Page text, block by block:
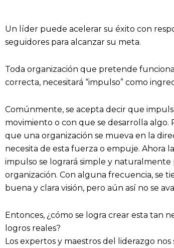
Un líder puede acelerar su éxito con
seguidores para alcanzar su meta.
Toda organización que pretende
correcta, necesitará “impulso” como
Comúnmente, se acepta decir que
movimiento o con que se desarrolla
que una organización se mueva en la
necesita de esta fuerza o empuje. Ahora
impulso se logrará simple y
organización. Con alguna frecuencia, se
buena y clara visión, pero aún así no se
Entonces, ¿cómo se logra crear esta tan
logros reales?
Los expertos y maestros del liderazgo